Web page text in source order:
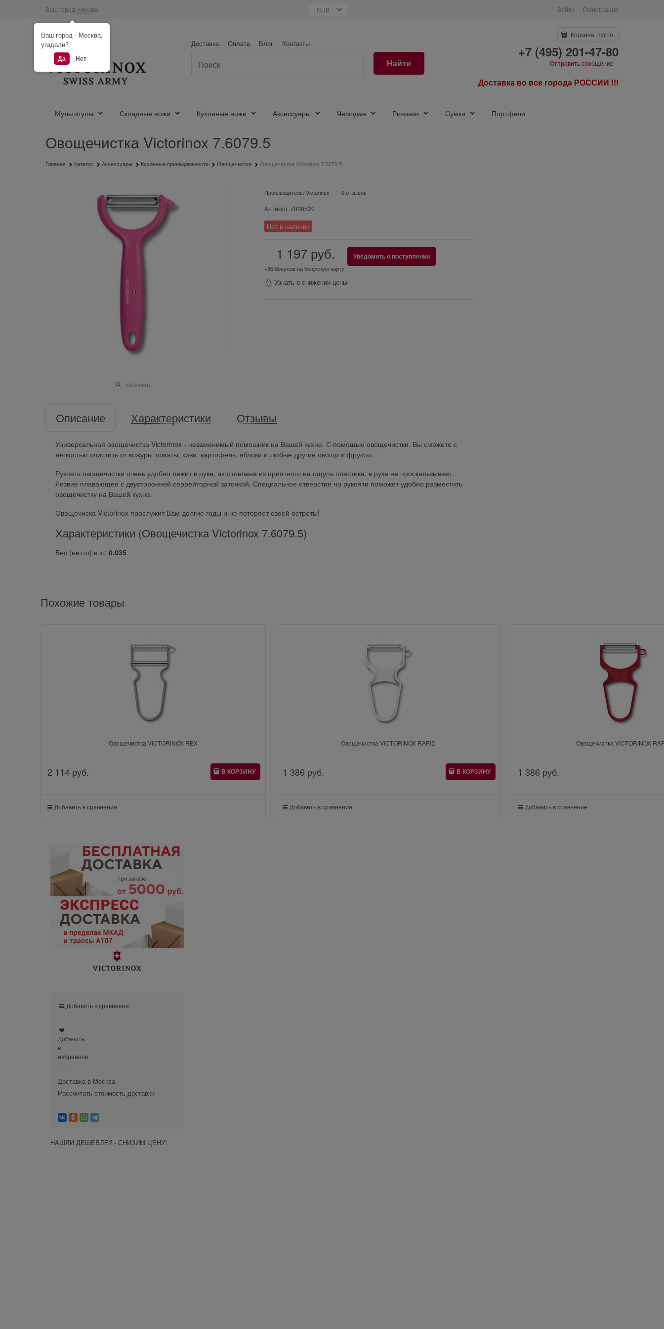
Ваш город: Москва Войти Регистрация
Доставка Оплата Блог Контакты
Найти
Корзина: пусто
+7 (495) 201-47-80
Отправить сообщение
Доставка во все города РОССИИ !!!
Мультитулы Складные ножи Кухонные ножи Аксессуары Чемодан Рюкзаки Cумки Портфели
Овощечистка Victorinox 7.6079.5
Главная Каталог Аксессуары Кухонные принадлежности Овощечистки Овощечистка Victorinox 7.6079.5
Увеличить
Производитель: Victorinox 0 отзывов
Артикул: Z028520
Нет в наличии
1 197 руб.
+36 бонусов на бонусную карту
Узнать о снижении цены
Уведомить о поступлении
Описание Характеристики Отзывы
Универсальная овощечистка Victorinox - незаменимый помошник на Вашей кухне. С помощью овощечистки. Вы сможете с
лёгкостью очистить от кожуры томаты, киви, картофель, яблоки и любые другие овощи и фрукты.
Рукоять овощечистки очень удобно лежит в руке, изготовлена из приятного на ощупь пластика, в руке не проскальзывает.
Лезвие плавающее с двусторонней серрейторной заточкой. Специальное отверстие на рукояти поможет удобно разместить
овощечистку на Вашей кухне.
Овощечиска Victorinox прослужит Вам долгие годы и не потеряет своей остроты!
Характеристики (Овощечистка Victorinox 7.6079.5)
Вес (нетто) в кг: 0.035
Похожие товары
Овощечистка VICTORINOX REX
2 114 руб. В КОРЗИНУ
Добавить в сравнение
Овощечистка VICTORINOX RAPID
1 386 руб. В КОРЗИНУ
Добавить в сравнение
Овощечистка VICTORINOX
1 386 руб.
Добавить в сравнение
Добавить в сравнение
Добавить
в
избранное
Доставка в Москва
Рассчитать стоимость доставки
НАШЛИ ДЕШЕВЛЕ? - СНИЗИМ ЦЕНУ!
Ваш город - Москва,
угадали?
Да Нет